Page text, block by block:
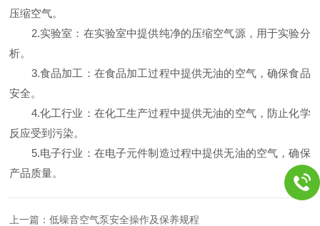
压缩空气。
2.实验室：在实验室中提供纯净的压缩空气源，用于实验分
析。
3.食品加工：在食品加工过程中提供无油的空气，确保食品
安全。
4.化工行业：在化工生产过程中提供无油的空气，防止化学
反应受到污染。
5.电子行业：在电子元件制造过程中提供无油的空气，确保
产品质量。
上一篇：低噪音空气泵安全操作及保养规程